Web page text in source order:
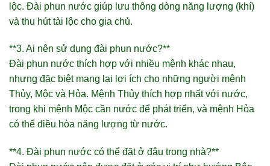
lộc. Đài phun nước giúp lưu thông dòng năng lượng (khí)
và thu hút tài lộc cho gia chủ.
**3. Ai nên sử dụng đài phun nước?**
Đài phun nước thích hợp với nhiều mệnh khác nhau,
nhưng đặc biệt mang lại lợi ích cho những người mệnh
Thủy, Mộc và Hỏa. Mệnh Thủy thích hợp nhất với nước,
trong khi mệnh Mộc cần nước để phát triển, và mệnh Hỏa
có thể điều hòa năng lượng từ nước.
**4. Đài phun nước có thể đặt ở đâu trong nhà?**